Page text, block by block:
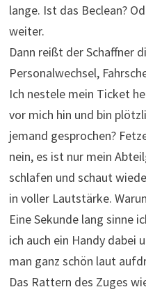
lange. Ist das Beclean?
weiter.
Dann reißt der Schaffner
Personalwechsel,
Ich nestele mein Ticket
vor mich hin und bin
jemand gesprochen?
nein, es ist nur mein
schlafen und schaut
in voller Lautstärke.
Eine Sekunde lang sinne
ich auch ein Handy dabei
man ganz schön laut
Das Rattern des Zuges